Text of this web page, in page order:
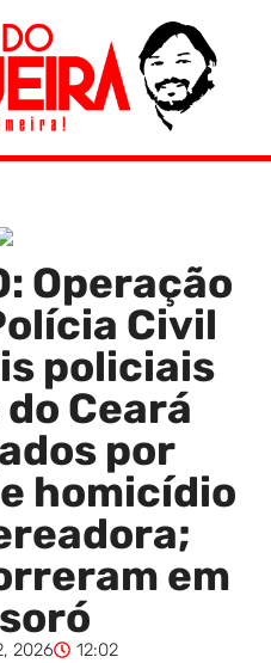
Operação
Civil
policiais
Ceará
por
homicídio
em
2026 12:02